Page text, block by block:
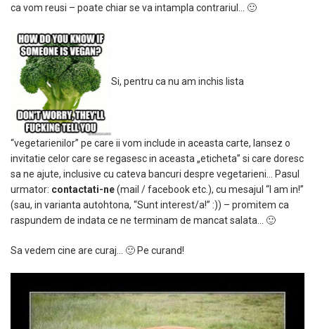
ca vom reusi – poate chiar se va intampla contrariul… 🙂
Si, pentru ca nu am inchis lista
“vegetarienilor” pe care ii vom include in aceasta carte, lansez o
invitatie celor care se regasesc in aceasta „eticheta” si care doresc
sa ne ajute, inclusive cu cateva bancuri despre vegetarieni… Pasul
urmator: contactati-ne(mail / facebook etc.), cu mesajul “I am in!”
(sau, in varianta autohtona, “Sunt interest/a!” :)) – promitem ca
raspundem de indata ce ne terminam de mancat salata… 🙂
Sa vedem cine are curaj… 🙂 Pe curand!